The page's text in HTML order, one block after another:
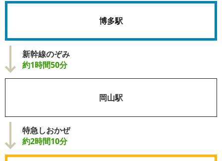
博多駅
新幹線のぞみ
約1時間50分
岡山駅
特急しおかぜ
約2時間10分